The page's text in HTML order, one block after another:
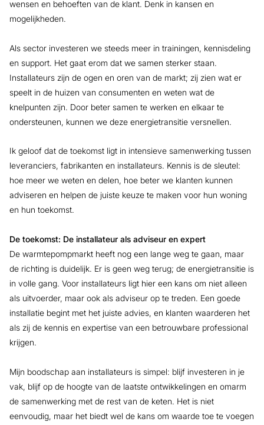
wensen en behoeften van de klant. Denk in kansen en
mogelijkheden.
Als sector investeren we steeds meer in trainingen, kennisdeling
en support. Het gaat erom dat we samen sterker staan.
Installateurs zijn de ogen en oren van de markt; zij zien wat er
speelt in de huizen van consumenten en weten wat de
knelpunten zijn. Door beter samen te werken en elkaar te
ondersteunen, kunnen we deze energietransitie versnellen.
Ik geloof dat de toekomst ligt in intensieve samenwerking tussen
leveranciers, fabrikanten en installateurs. Kennis is de sleutel:
hoe meer we weten en delen, hoe beter we klanten kunnen
adviseren en helpen de juiste keuze te maken voor hun woning
en hun toekomst.
De toekomst: De installateur als adviseur en expert
De warmtepompmarkt heeft nog een lange weg te gaan, maar
de richting is duidelijk. Er is geen weg terug; de energietransitie is
in volle gang. Voor installateurs ligt hier een kans om niet alleen
als uitvoerder, maar ook als adviseur op te treden. Een goede
installatie begint met het juiste advies, en klanten waarderen het
als zij de kennis en expertise van een betrouwbare professional
krijgen.
Mijn boodschap aan installateurs is simpel: blijf investeren in je
vak, blijf op de hoogte van de laatste ontwikkelingen en omarm
de samenwerking met de rest van de keten. Het is niet
eenvoudig, maar het biedt wel de kans om waarde toe te voegen